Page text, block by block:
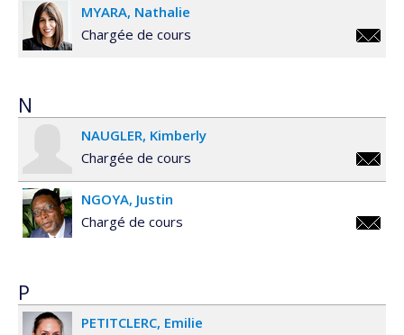
MYARA Nathalie
Chargée de cours
N
NAUGLER Kimberly
Chargée de cours
NGOYA Justin
Chargé de cours
P
PETITCLERC Emilie